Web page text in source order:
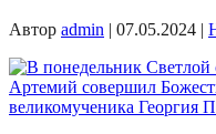
Автор admin | 07.05.2024 |